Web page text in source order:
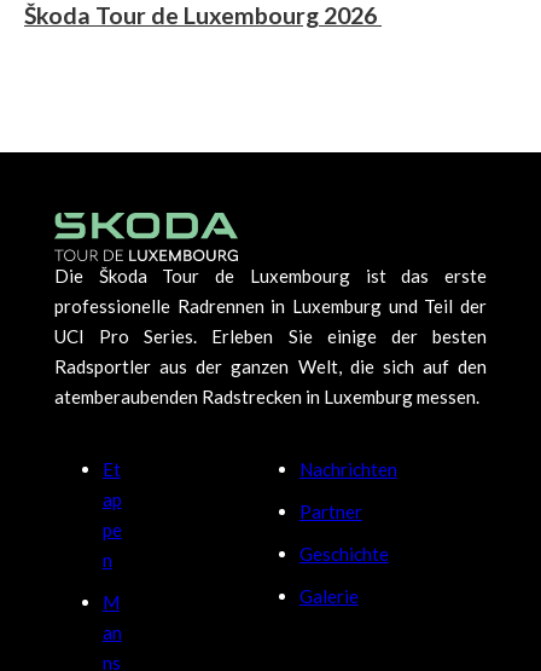
Škoda Tour de Luxembourg 2026
Die Škoda Tour de Luxembourg ist das erste
professionelle Radrennen in Luxemburg und Teil der
UCI Pro Series. Erleben Sie einige der besten
Radsportler aus der ganzen Welt, die sich auf den
atemberaubenden Radstrecken in Luxemburg messen.
Et
ap
pe
n
M
an
ns
Nachrichten
Partner
Geschichte
Galerie